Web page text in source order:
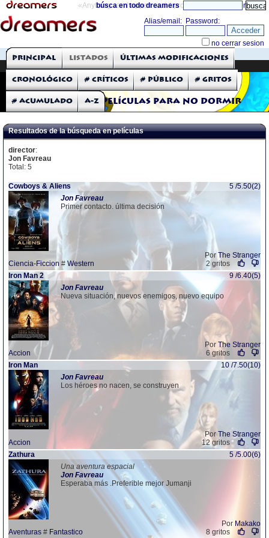
«Anything can happen and it probably will» directorio
búsca en todo dreamers
THE DREAMERS
Críticas: Películas
Películas para no dormir
Principal Listados Últimas modificaciones
Cronológico # Críticos # Público # Gritos
# Acumulado A-Z
Resultados de la búsqueda en películas
director:
Jon Favreau
Total: 5
Cowboys & Aliens
5 /5.50(2)
Jon Favreau
Primer contacto. última decisión
Por The Stranger
Ciencia-Ficcion # Western
2 gritos
Iron Man 2
9 /6.40(5)
Jon Favreau
Nueva situación, nuevos enemigos, nuevo equipo
Por The Stranger
Accion
6 gritos
Iron Man
10 /7.50(10)
Jon Favreau
Los héroes no nacen, se construyen
PorThe Stranger
Accion
12 gritos
Zathura
5 /5.00(6)
Una aventura espacial
Jon Favreau
Esperaba más .Preferible mejor Jumanji
Por Makako
Aventuras # Fantastico 8 gritos